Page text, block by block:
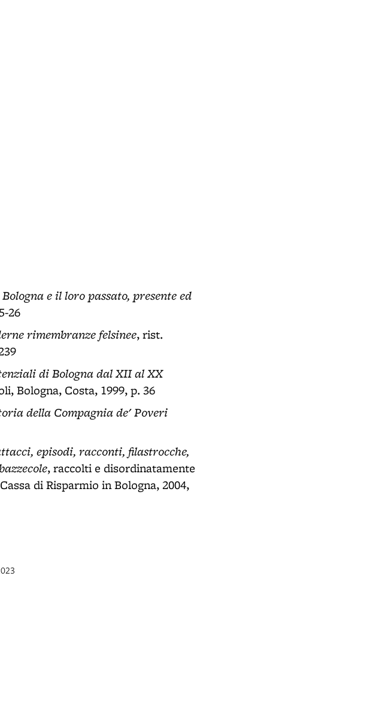
e il loro passato, presente ed
26
rimembranze felsinee, rist.
di Bologna dal XII al XX
Bologna, Costa, 1999, p. 36
della Compagnia de' Poveri
episodi, racconti, filastrocche,
, raccolti e disordinatamente
di Risparmio in Bologna, 2004,